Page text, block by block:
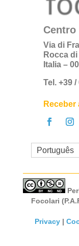
Centro
Via di
Rocca di
Italia –
Tel. +39 /
Português
Focolari
Privacy |